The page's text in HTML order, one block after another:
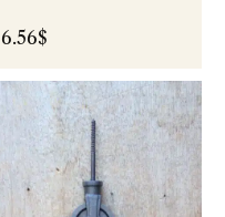
6.56$